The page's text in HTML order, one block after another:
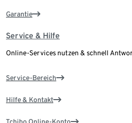
Garantie
Service & Hilfe
Online-Services nutzen & schnell
Service-Bereich
Hilfe & Kontakt